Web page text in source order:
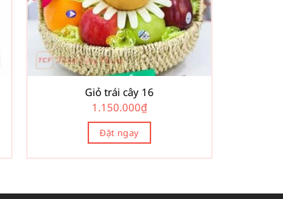
Giỏ trái cây 16
1.150.000₫
Đặt ngay